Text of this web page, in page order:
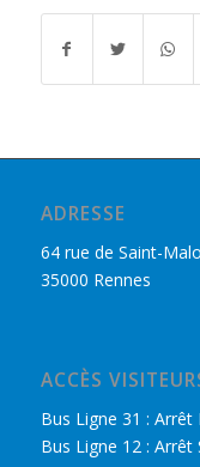
ADRESSE
64 rue de Saint-Malo
35000 Rennes
ACCÈS
Bus Ligne 31 : Arrêt
Bus Ligne 12 : Arrêt